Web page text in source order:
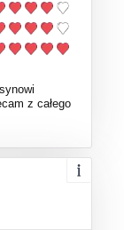
z całego